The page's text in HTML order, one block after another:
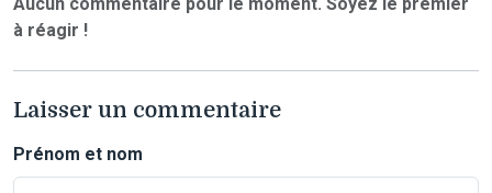
à réagir !
Laisser un commentaire
Prénom et nom